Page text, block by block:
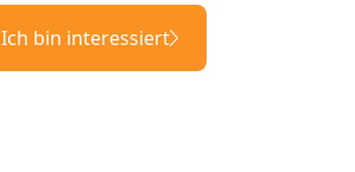
Ich bin interessiert